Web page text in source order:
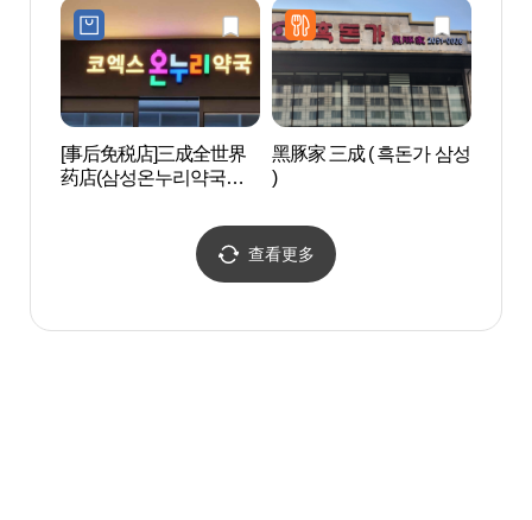
[事后免税店]三成全世界
药店(삼성온누리약국
黑豚家 三成 ( 흑돈가 삼성
)
查看更多